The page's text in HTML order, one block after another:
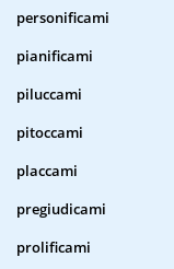
personificami
pianificami
piluccami
pitoccami
placcami
pregiudicami
prolificami